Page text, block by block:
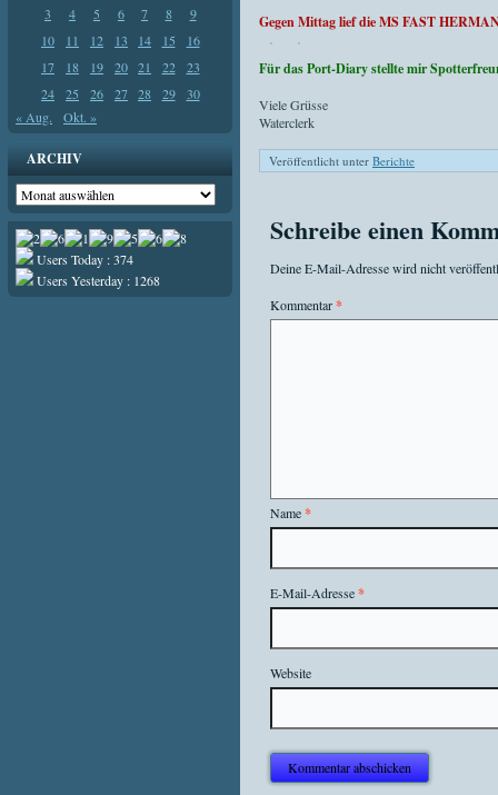
3
4 5 6 7 8
9
10
11 12 13 14 15
16
17
18 19 20 21 22
23
24
25 26 27 28 29
30
« Aug.
Okt. »
ARCHIV
Archiv
Users Today : 374
Users Yesterday : 1268
Gegen Mittag lief die MS FAST
Für das Port-Diary stellte mir
Viele Grüsse
Waterclerk
Veröffentlicht unter Berichte
Schreibe einen
Deine E-Mail-Adresse wird nicht
Kommentar*
Name*
E-Mail-Adresse*
Website